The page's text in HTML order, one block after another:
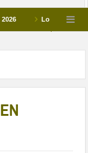
Los Campus de